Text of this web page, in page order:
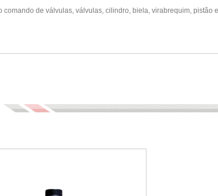
de válvulas, válvulas, cilindro, biela, virabrequim,